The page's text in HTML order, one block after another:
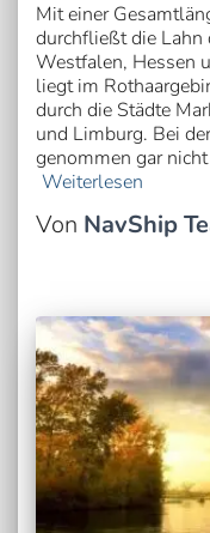
Mit einer
durchfließt die Lahn
Westfalen, Hessen
liegt im
durch die Städte
und Limburg. Bei
genommen gar
Weiterlesen
Von NavShip